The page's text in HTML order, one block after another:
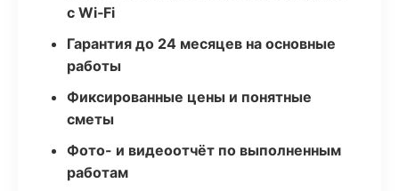
с Wi‑Fi
Гарантия до 24 месяцев на основные
работы
Фиксированные цены и понятные
сметы
Фото- и видеоотчёт по выполненным
работам